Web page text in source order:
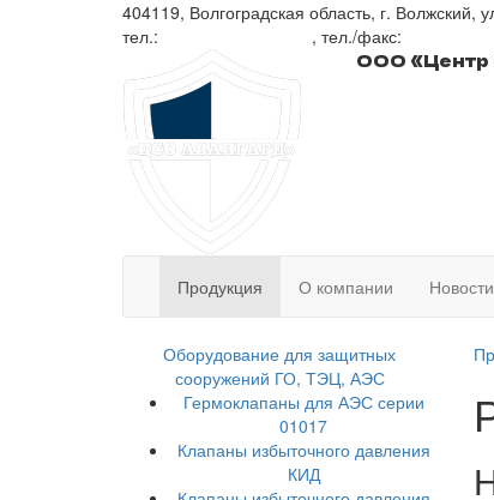
404119, Волгоградская область, г.
тел.:
, тел./факс:
ООО «Центр
Продукция О компании Новости
Оборудование для защитных
сооружений ГО, ТЭЦ, АЭС
Гермоклапаны для АЭС серии
01017
Клапаны избыточного давления
КИД